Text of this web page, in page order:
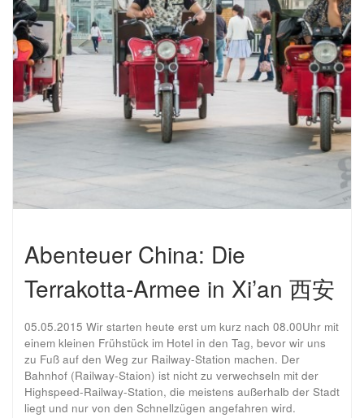
Abenteuer China: Die
Terrakotta-Armee in Xi’an 西安
05.05.2015 Wir starten heute erst um kurz nach 08.00Uhr mit
einem kleinen Frühstück im Hotel in den Tag, bevor wir uns
zu Fuß auf den Weg zur Railway-Station machen. Der
Bahnhof (Railway-Staion) ist nicht zu verwechseln mit der
Highspeed-Railway-Station, die meistens außerhalb der Stadt
liegt und nur von den Schnellzügen angefahren wird.